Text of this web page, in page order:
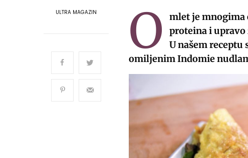
ULTRA MAGAZIN O
mlet je mnogima
proteina i upravo
U našem receptu
omiljenim Indomie